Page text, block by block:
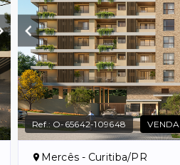
Ref.: O-65642-109648 VENDA
Mercês - Curitiba/PR